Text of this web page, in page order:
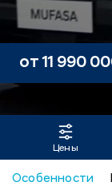
MUFASA
от 11 990
Цены
Особенности